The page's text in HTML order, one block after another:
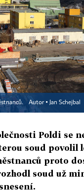
Autor ▪ Jan Schejbal
Poldi se
soud povolil
proto
soud už